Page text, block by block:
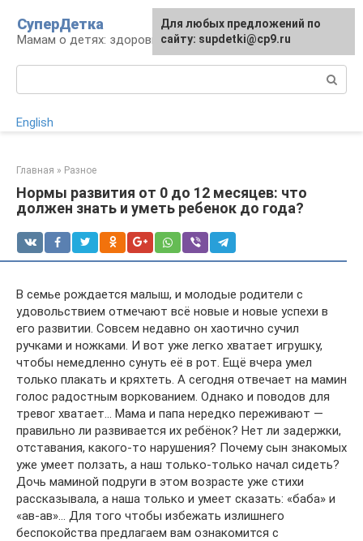
контенту
СуперДетка
Мамам о детях: здоровье, уход, развитие
English
Главная » Разное
Нормы развития от 0 до 12 месяцев: что
должен знать и уметь ребенок до года?
В семье рождается малыш, и молодые родители с
удовольствием отмечают всё новые и новые успехи в
его развитии. Совсем недавно он хаотично сучил
ручками и ножками. И вот уже легко хватает игрушку,
чтобы немедленно сунуть её в рот. Ещё вчера умел
только плакать и кряхтеть. А сегодня отвечает на мамин
голос радостным воркованием. Однако и поводов для
тревог хватает… Мама и папа нередко переживают —
правильно ли развивается их ребёнок? Нет ли задержки,
отставания, какого-то нарушения? Почему сын знакомых
уже умеет ползать, а наш только-только начал сидеть?
Дочь маминой подруги в этом возрасте уже стихи
рассказывала, а наша только и умеет сказать: «баба» и
«ав-ав»… Для того чтобы избежать излишнего
беспокойства предлагаем вам ознакомится с
Для любых предложений по
сайту: supdetki@cp9.ru